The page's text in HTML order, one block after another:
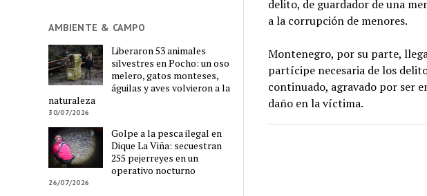
AMBIENTE & CAMPO
Liberaron 53 animales
silvestres en Pocho: un oso
melero, gatos monteses,
águilas y aves volvieron a la
naturaleza
30/07/2026
Golpe a la pesca ilegal en
Dique La Viña: secuestran
255 pejerreyes en un
operativo nocturno
26/07/2026
delito, de guardador de una
a la corrupción de menores.
Montenegro, por su parte,
partícipe necesaria de los
continuado, agravado por ser
daño en la víctima.